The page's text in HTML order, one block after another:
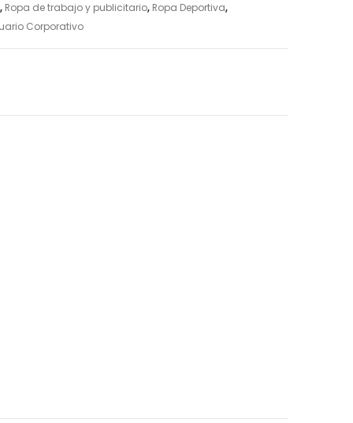
, Ropa de trabajo y publicitario, Ropa Deportiva,
Corporativo